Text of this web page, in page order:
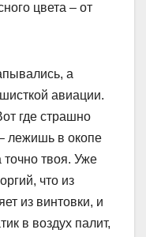
цвета – от
а
авиации.
где страшно
лежишь в окопе
твоя. Уже
что из
из винтовки, и
в воздух палит,